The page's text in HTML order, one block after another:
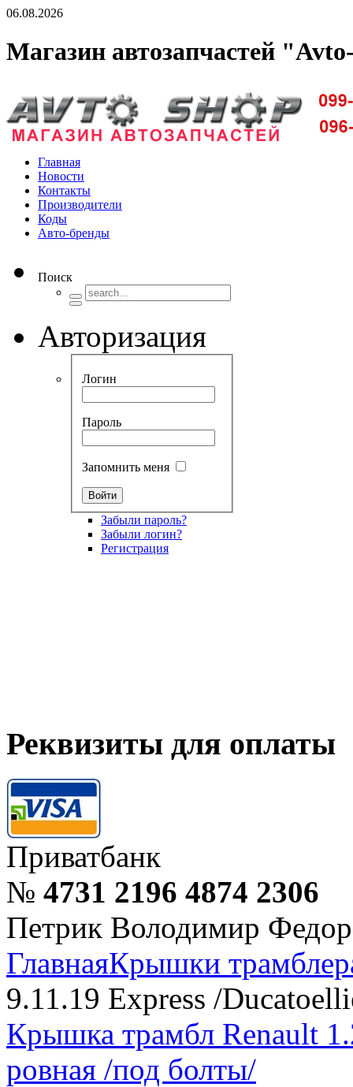
06.08.2026
Магазин автозапчастей
Доставка запчастей по Киеву и
Главная
Новости
Контакты
Производители
Коды
Авто-бренды
Поиск
Авторизация
Логин
Пароль
Запомнить меня
Забыли пароль?
Забыли логин?
Регистрация
Реквизиты для оплаты
Приватбанк
№ 4731 2196 4874 2306
Петрик Володимир
ГлавнаяКрышки
9.11.19 Express /
Крышка трамбл Renault
ровная /под болты/